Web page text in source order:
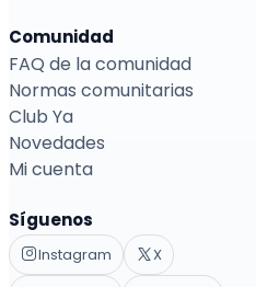
Comunidad
FAQ de la comunidad
Normas comunitarias
Club Ya
Novedades
Mi cuenta
Síguenos
Instagram
X